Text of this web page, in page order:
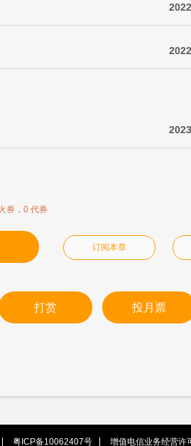
券，0 代券
订阅本章
打赏 投月票
粤ICP备10062407号 增值电信业务经营许